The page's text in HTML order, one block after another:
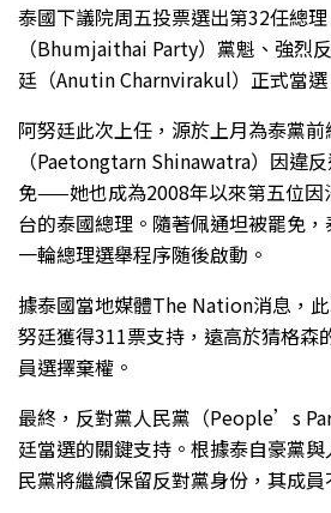
泰國下議院周五投票選出第32任總
（Bhumjaithai Party）黨魁、強烈
廷（Anutin Charnvirakul）正式當選
阿努廷此次上任，源於上月為泰黨
（Paetongtarn Shinawatra）因違
免——她也成為2008年以來第五位因
台的泰國總理。隨著佩通坦被罷免
一輪總理選舉程序随後啟動。
據泰國當地媒體The Nation消息，
努廷獲得311票支持，遠高於猜格森
員選擇棄權。
最終，反對黨人民黨（People’s
廷當選的關鍵支持。根據泰自豪黨
民黨將繼續保留反對黨身份，其成員